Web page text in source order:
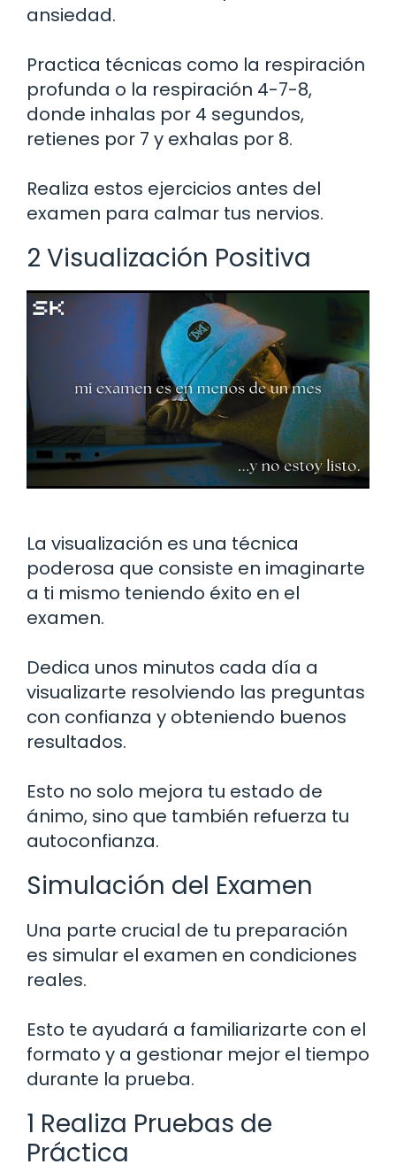
ansiedad.
Practica técnicas como la respiración
profunda o la respiración 4-7-8,
donde inhalas por 4 segundos,
retienes por 7 y exhalas por 8.
Realiza estos ejercicios antes del
examen para calmar tus nervios.
2 Visualización Positiva
La visualización es una técnica
poderosa que consiste en imaginarte
a ti mismo teniendo éxito en el
examen.
Dedica unos minutos cada día a
visualizarte resolviendo las preguntas
con confianza y obteniendo buenos
resultados.
Esto no solo mejora tu estado de
ánimo, sino que también refuerza tu
autoconfianza.
Simulación del Examen
Una parte crucial de tu preparación
es simular el examen en condiciones
reales.
Esto te ayudará a familiarizarte con el
formato y a gestionar mejor el tiempo
durante la prueba.
1 Realiza Pruebas de
Práctica